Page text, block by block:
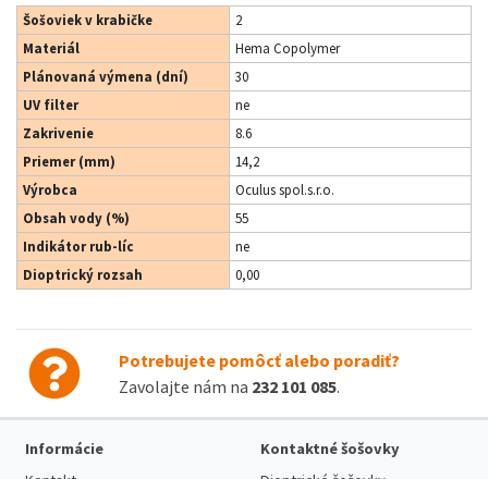
Šošoviek v krabičke
2
Materiál
Hema Copolymer
Plánovaná výmena (dní)
30
UV filter
ne
Zakrivenie
8.6
Priemer (mm)
14,2
Výrobca
Oculus spol.s.r.o.
Obsah vody (%)
55
Indikátor rub-líc
ne
Dioptrický rozsah
0,00
Potrebujete pomôcť alebo poradiť?
Zavolajte nám na 232 101 085.
Informácie
Kontaktné šošovky